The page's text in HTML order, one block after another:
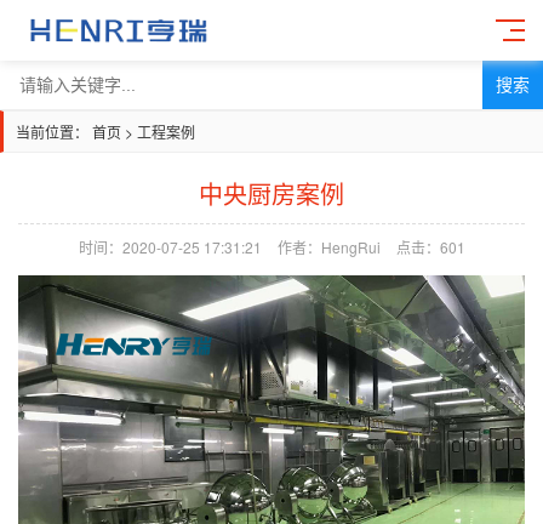
搜索
当前位置： 首页 > 工程案例
中央厨房案例
时间：2020-07-25 17:31:21 作者：HengRui 点击： 601